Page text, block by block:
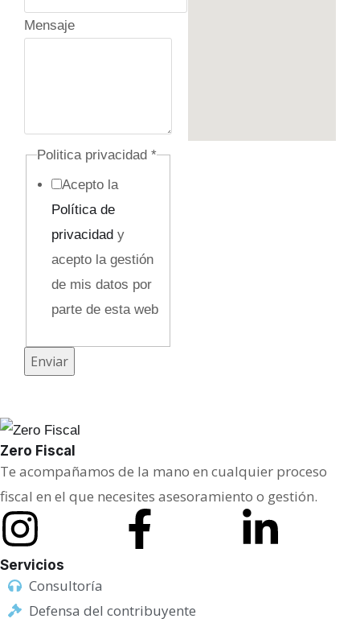
Mensaje
e
i
c
T
e
l
é
f
n
o
Politica privacidad *
Acepto la
Política de
privacidady
acepto la gestión
de mis datos por
parte de esta web
Enviar
Zero Fiscal
Te acompañamos de la mano en cualquier proceso
fiscal en el que necesites asesoramiento o gestión.
Servicios
Consultoría
Defensa del contribuyente